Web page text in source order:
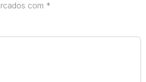
com *